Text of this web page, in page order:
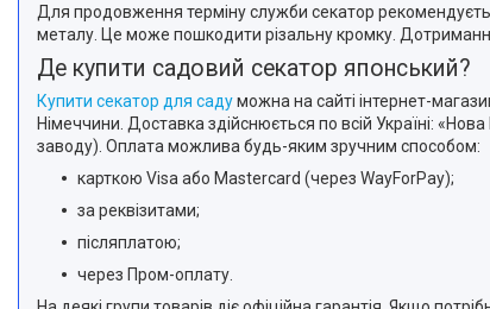
Для продовження терміну служби секатор
металу. Це може пошкодити різальну кромку.
Де купити садовий секатор японський?
Купити секатор для садуможна на сайті інтернет-
Німеччини. Доставка здійснюється по всій Україні:
заводу). Оплата можлива будь-яким зручним способом:
карткою Visa або Mastercard (через WayForPay);
за реквізитами;
післяплатою;
через Пром-оплату.